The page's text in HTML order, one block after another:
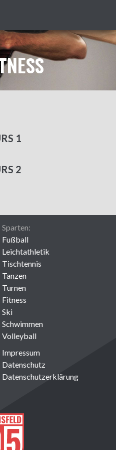
1
2
Sparten:
Fußball
Leichtathletik
Tischtennis
Tanzen
Turnen
Fitness
Ski
Schwimmen
Volleyball
Impressum
Datenschutz
Datenschutzerklärung